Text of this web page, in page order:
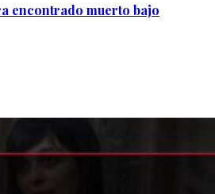
encontrado muerto bajo